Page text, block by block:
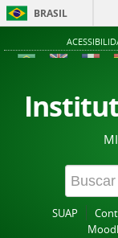
BRASIL
SUAP